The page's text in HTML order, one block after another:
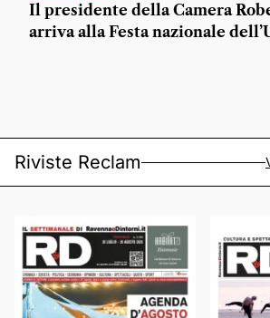
Il presidente della Camera
arriva alla Festa nazionale
Riviste Reclam